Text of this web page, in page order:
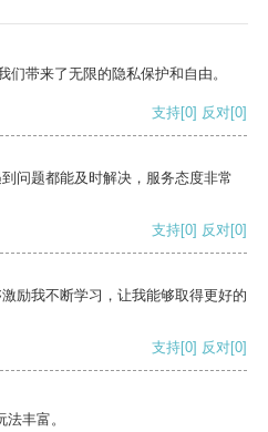
带来了无限的隐私保护和自由。
支持[0] 反对[0]
问题都能及时解决，服务态度非常
支持[0] 反对[0]
励我不断学习，让我能够取得更好的
支持[0] 反对[0]
丰富。